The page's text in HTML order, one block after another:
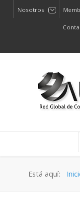
Nosotros
Está aquí: